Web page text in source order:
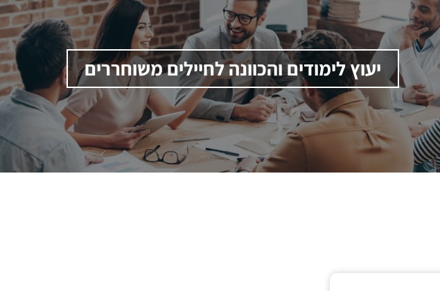
יעוץ לימודים והכוונה לחיילים משוחררים